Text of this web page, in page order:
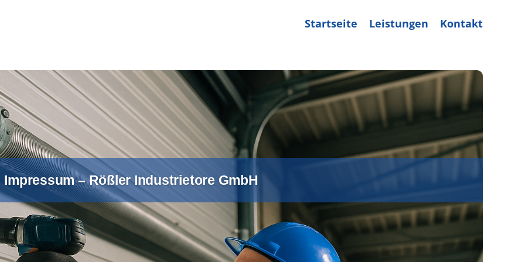
Startseite Leistungen Kontakt
Impressum – Rößler Industrietore GmbH